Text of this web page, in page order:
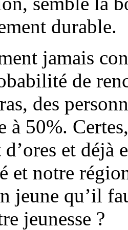
durable.
jamais
de
des
à 50%.
d’ores et
et notre
jeune qu’il
jeunesse ?